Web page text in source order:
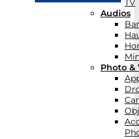
TV
Audios
Photo &